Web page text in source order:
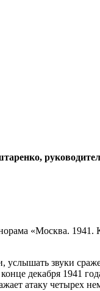
«Москва.
звуки
декабря 1941
атаку четырех